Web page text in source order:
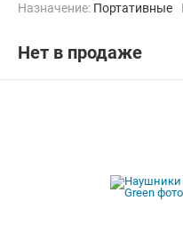
Назначение: Портативные
Нет в продаже